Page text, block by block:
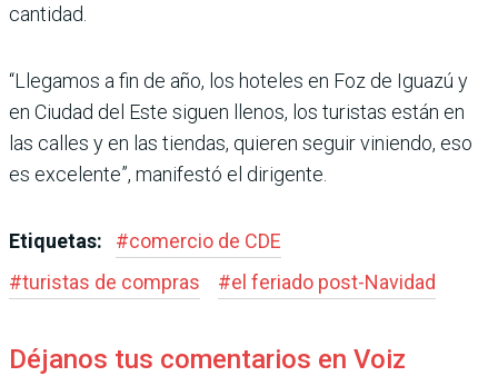
cantidad.
“Llega­mos a fin de año, los hoteles en Foz de Iguazú y
en Ciudad del Este siguen llenos, los turistas están en
las calles y en las tiendas, quieren seguir viniendo, eso
es excelente”, manifestó el dirigente.
Etiquetas: #comercio de CDE
#turistas de com­pras #el feriado post-Navidad
Déjanos tus comentarios en Voiz